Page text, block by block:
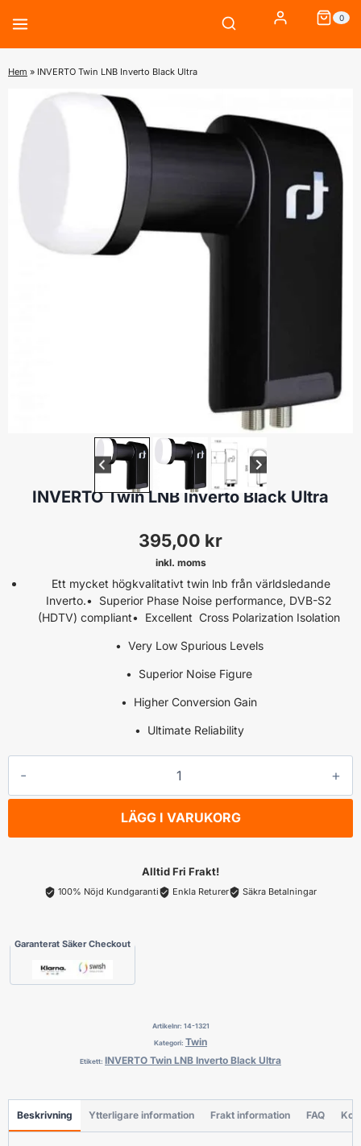
content
0
Hem » INVERTO Twin LNB Inverto Black Ultra
INVERTO Twin LNB Inverto Black Ultra
395,00 kr
inkl. moms
Ett mycket högkvalitativt twin lnb från världsledande
Inverto.• Superior Phase Noise performance, DVB-S2
(HDTV) compliant• Excellent Cross Polarization Isolation
• Very Low Spurious Levels
• Superior Noise Figure
• Higher Conversion Gain
• Ultimate Reliability
Inverto
Ultra
mängd
LÄGG I VARUKORG
Alltid Fri Frakt!
100% Nöjd Kundgaranti Enkla Returer Säkra Betalningar
Garanterat Säker Checkout
Artikelnr: 14-1321
Kategori: Twin
Etikett: INVERTO Twin LNB Inverto Black Ultra
Beskrivning Ytterligare information Frakt information FAQ